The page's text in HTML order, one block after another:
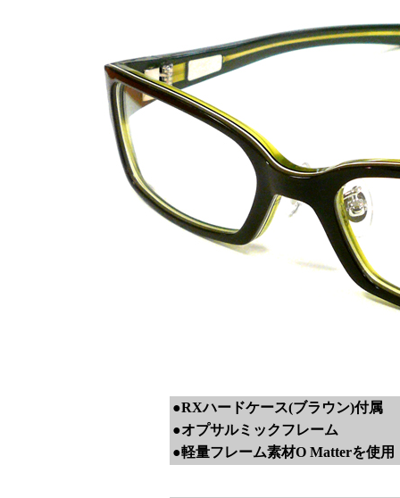
●RXハードケース(ブラウン)付属
●オプサルミックフレーム
●軽量フレーム素材O Matterを使用